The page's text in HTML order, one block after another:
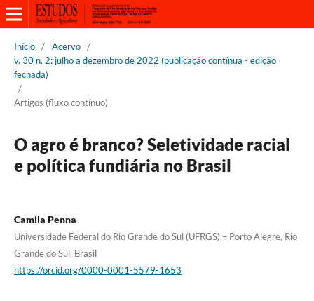
Início / Acervo /
v. 30 n. 2: julho a dezembro de 2022 (publicação contínua - edição
fechada)
/
Artigos (fluxo contínuo)
O agro é branco? Seletividade racial
e política fundiária no Brasil
Camila Penna
Universidade Federal do Rio Grande do Sul (UFRGS) – Porto Alegre, Rio
Grande do Sul, Brasil
https://orcid.org/0000-0001-5579-1653